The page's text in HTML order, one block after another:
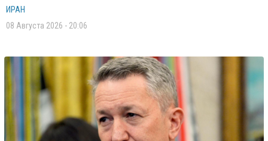
ИРАН
08 Августа 2026 - 20:06